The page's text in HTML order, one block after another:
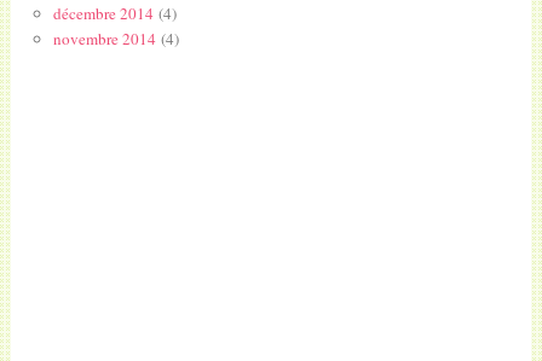
décembre 2014(4)
novembre 2014(4)